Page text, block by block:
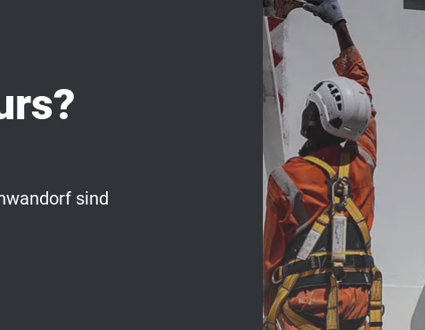
sind